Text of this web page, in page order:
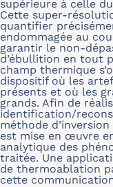
supérieure à celle
Cette super-
quantifier
endommagée au
garantir le non-
d’ébullition en tout
champ thermique
dispositif où les
présents et où les
grands. Afin de
identification/
méthode
est mise en œuvre
analytique des
traitée. Une
de thermoablation
cette